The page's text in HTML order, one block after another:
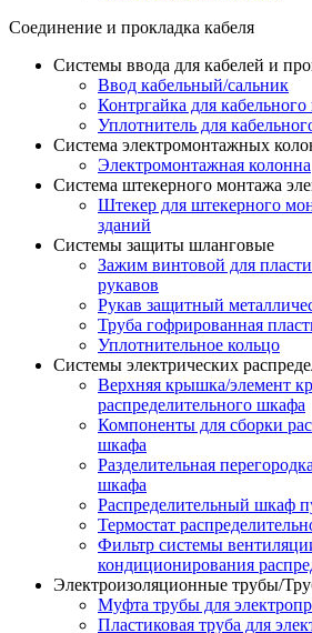
Соединение и прокладка кабеля
Системы ввода для кабелей и
Ввод кабельный/сальник
Контргайка для кабельного
Уплотнитель для
Система электромонтажных
Электромонтажная колонна
Система штекерного монтажа
Штекер для штекерного
зданий
Системы защиты шланговые
Зажим винтовой для
рукавов
Рукав защитный
Труба гофрированная
Уплотнительное кольцо
Системы электрических
Верхняя крышка/элемент
распределительного шкафа
Компоненты для сборки
шкафа
Разделительная
шкафа
Распределительный шкаф
Термостат
Фильтр системы
кондиционирования
Электроизоляционные трубы/
Муфта трубы для
Пластиковая труба для